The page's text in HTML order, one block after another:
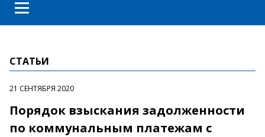
СТАТЬИ
21 СЕНТЯБРЯ 2020
Порядок взыскания задолженности
по коммунальным платежам с